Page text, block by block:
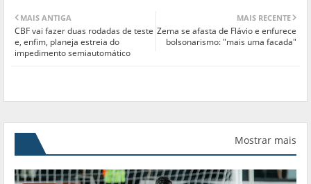
MAIS RECENTE
Zema se afasta de Flávio e enfurece
bolsonarismo: "mais uma facada"
MAIS ANTIGA
CBF vai fazer duas rodadas de teste
e, enfim, planeja estreia do
impedimento semiautomático
Mostrar mais